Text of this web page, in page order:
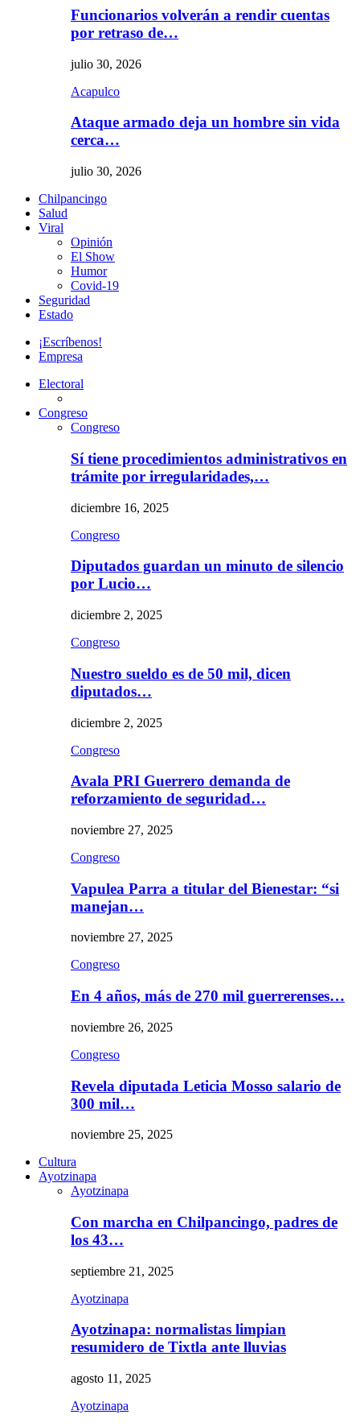
Funcionarios volverán a rendir cuentas
por retraso de…
julio 30, 2026
Acapulco
Ataque armado deja un hombre sin vida
cerca…
julio 30, 2026
Chilpancingo
Salud
Viral
Opinión
El Show
Humor
Covid-19
Seguridad
Estado
¡Escríbenos!
Empresa
Electoral
Congreso
Congreso
Sí tiene procedimientos administrativos en
trámite por irregularidades,…
diciembre 16, 2025
Congreso
Diputados guardan un minuto de silencio
por Lucio…
diciembre 2, 2025
Congreso
Nuestro sueldo es de 50 mil, dicen
diputados…
diciembre 2, 2025
Congreso
Avala PRI Guerrero demanda de
reforzamiento de seguridad…
noviembre 27, 2025
Congreso
Vapulea Parra a titular del Bienestar: “si
manejan…
noviembre 27, 2025
Congreso
En 4 años, más de 270 mil guerrerenses…
noviembre 26, 2025
Congreso
Revela diputada Leticia Mosso salario de
300 mil…
noviembre 25, 2025
Cultura
Ayotzinapa
Ayotzinapa
Con marcha en Chilpancingo, padres de
los 43…
septiembre 21, 2025
Ayotzinapa
Ayotzinapa: normalistas limpian
resumidero de Tixtla ante lluvias
agosto 11, 2025
Ayotzinapa